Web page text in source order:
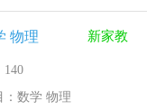
物理 新家教
140
：数学 物理